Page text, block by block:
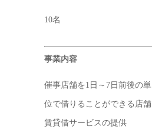
10名
事業内容
催事店舗を1日～7日前後の単
位で借りることができる店舗
賃貸借サービスの提供